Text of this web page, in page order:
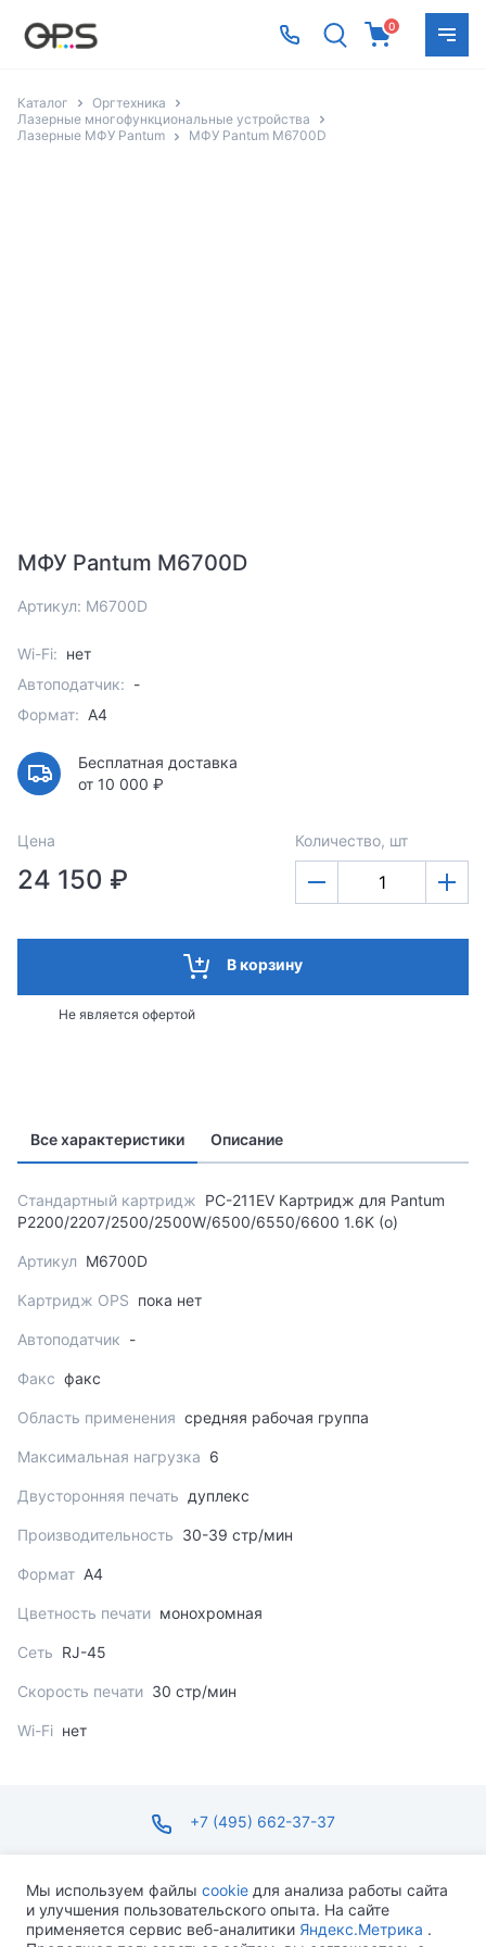
0
Каталог
Оргтехника
Лазерные многофункциональные устройства
Лазерные МФУ Pantum
МФУ Pantum M6700D
МФУ Pantum M6700D
Артикул: M6700D
Wi-Fi: нет
Автоподатчик: -
Формат: A4
Бесплатная доставка
от 10 000 ₽
Цена
24 150 ₽
Количество, шт
В корзину
Не является офертой
Все характеристики Описание
Стандартный картридж PC-211EV Картридж для Pantum
P2200/2207/2500/2500W/6500/6550/6600 1.6K (о)
Артикул M6700D
Картридж OPS пока нет
Автоподатчик -
Факс факс
Область применения cредняя рабочая группа
Максимальная нагрузка 6
Двусторонняя печать дуплекс
Производительность 30-39 стр/мин
Формат A4
Цветность печати монохромная
Сеть RJ-45
Скорость печати 30 стр/мин
Wi-Fi нет
+7 (495) 662-37-37
ПН-ПТ С 09:00 ДО 18:00 СБ-ВС ВЫХОДНОЙ
Мы используем файлы cookie для анализа работы сайта
и улучшения пользовательского опыта. На сайте
применяется сервис веб-аналитики Яндекс.Метрика .